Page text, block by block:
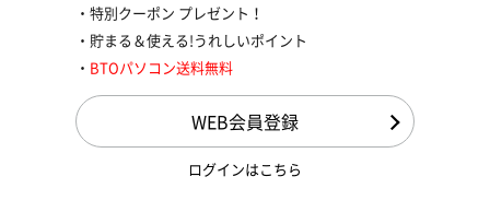
特別クーポン プレゼント！
貯まる＆使える!うれしいポイント
BTOパソコン送料無料
WEB会員登録
ログインはこちら